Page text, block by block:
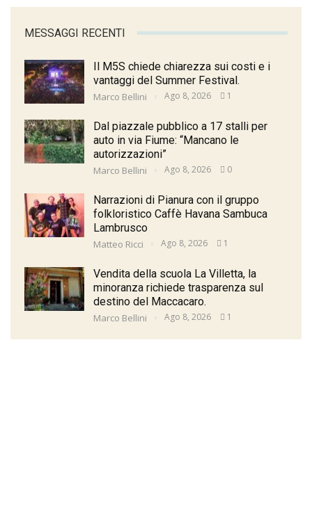
MESSAGGI RECENTI
Il M5S chiede chiarezza sui costi e i
vantaggi del Summer Festival.
Marco Bellini Ago 8, 2026 1
Dal piazzale pubblico a 17 stalli per
auto in via Fiume: “Mancano le
autorizzazioni”
Marco Bellini Ago 8, 2026 0
Narrazioni di Pianura con il gruppo
folkloristico Caffè Havana Sambuca
Lambrusco
Matteo Ricci Ago 8, 2026 1
Vendita della scuola La Villetta, la
minoranza richiede trasparenza sul
destino del Maccacaro.
Marco Bellini Ago 8, 2026 1